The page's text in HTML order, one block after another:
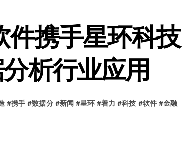
件携手星环科
析行业应用
#携手 #数据分 #新闻 #星环 #着力 #科技 #软件 #金融